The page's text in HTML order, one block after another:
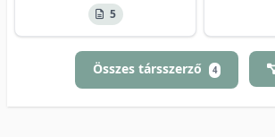
5
Összes társszerző 4